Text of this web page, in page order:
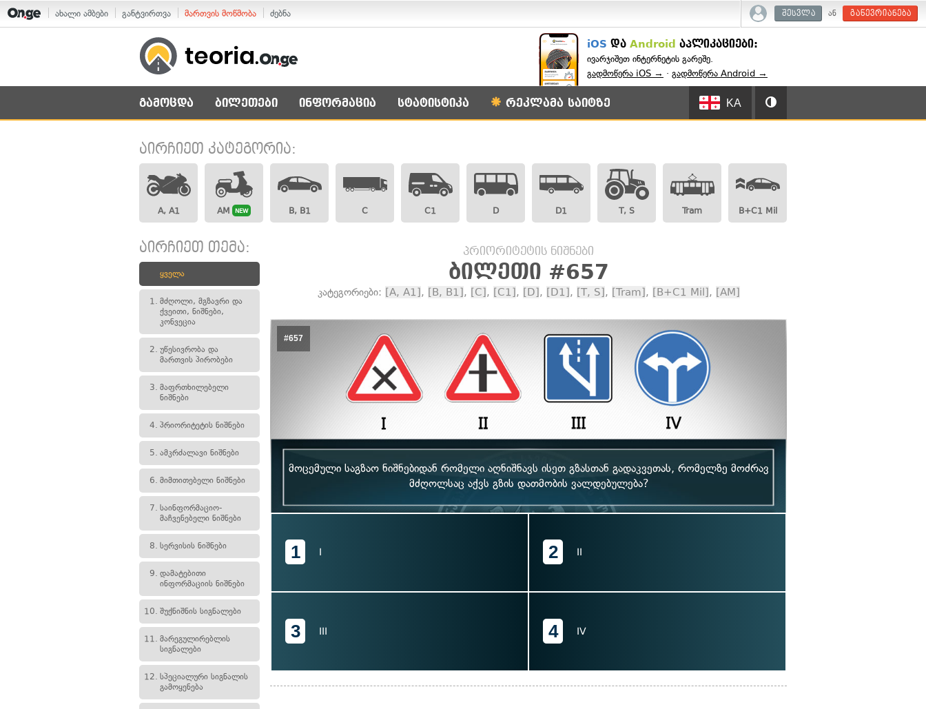
ახალი ამბები განტვირთვა მართვის მოწმობა ძებნა შესვლა ან გაწევრიანება
iOS და Android აპლიკაციები:
ივარჯიშეთ ინტერნეტის გარეშე.
გადმოწერა iOS → · გადმოწერა Android →
გამოცდა ბილეთები ინფორმაცია სტატისტიკა რეკლამა საიტზე KA
აირჩიეთ კატეგორია:
A, A1 AM NEW B, B1 C C1 D D1 T, S Tram B+C1 Mil
აირჩიეთ თემა:
ყველა
1. მძღოლი, მგზავრი და
ქვეითი, ნიშნები,
კონვეცია
2. უწესივრობა და
მართვის პირობები
3. მაფრთხილებელი
ნიშნები
4. პრიორიტეტის ნიშნები
5. ამკრძალავი ნიშნები
6. მიმთითებელი ნიშნები
7. საინფორმაციო-
მაჩვენებელი ნიშნები
8. სერვისის ნიშნები
9. დამატებითი
ინფორმაციის ნიშნები
10. შუქნიშნის სიგნალები
11. მარეგულირებლის
სიგნალები
12. სპეციალური სიგნალის
გამოყენება
პრიორიტეტის ნიშნები
ბილეთი #657
კატეგორიები: [A, A1], [B, B1], [C], [C1], [D], [D1], [T, S], [Tram], [B+C1 Mil], [AM]
#657
მოცემული საგზაო ნიშნებიდან რომელი აღნიშნავს ისეთ გზასთან გადაკვეთას, რომელზე მოძრავ
მძღოლსაც აქვს გზის დათმობის ვალდებულება?
1 I 2 II
3 III 4 IV